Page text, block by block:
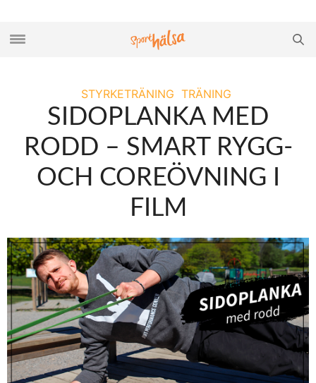
STYRKETRÄNING TRÄNING
SIDOPLANKA MED
RODD – SMART RYGG-
OCH COREÖVNING I
FILM